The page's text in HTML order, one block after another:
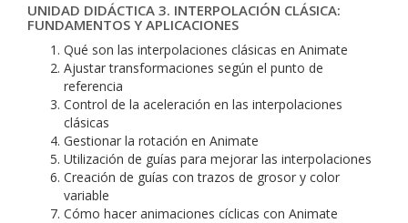
UNIDAD DIDÁCTICA 3. INTERPOLACIÓN CLÁSICA:
FUNDAMENTOS Y APLICACIONES
Qué son las interpolaciones clásicas en Animate
Ajustar transformaciones según el punto de
referencia
Control de la aceleración en las interpolaciones
clásicas
Gestionar la rotación en Animate
Utilización de guías para mejorar las interpolaciones
Creación de guías con trazos de grosor y color
variable
Cómo hacer animaciones cíclicas con Animate